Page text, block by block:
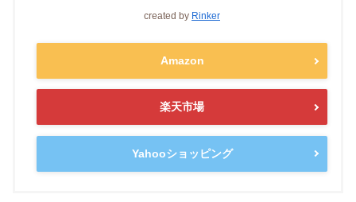
created by Rinker
Amazon
楽天市場
Yahooショッピング